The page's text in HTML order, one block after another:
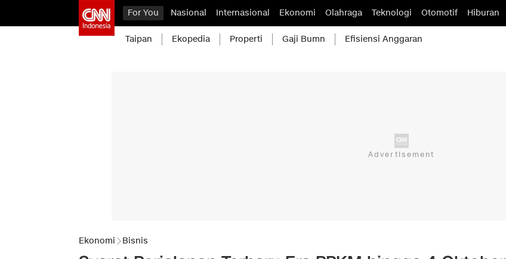
For You Nasional Internasional Ekonomi Olahraga Teknologi Otomotif Hiburan
Taipan Ekopedia Properti Gaji Bumn Efisiensi Anggaran
Ekonomi Bisnis